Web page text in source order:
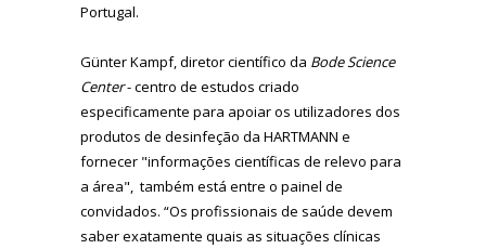
Portugal.
Günter Kampf, diretor científico da Bode Science
Center- centro de estudos criado
especificamente para apoiar os utilizadores dos
produtos de desinfeção da HARTMANN e
fornecer "informações científicas de relevo para
a área", também está entre o painel de
convidados. “Os profissionais de saúde devem
saber exatamente quais as situações clínicas